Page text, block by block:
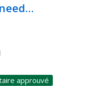
approuvé